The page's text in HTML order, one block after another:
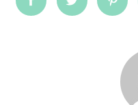
FacebookTwitter